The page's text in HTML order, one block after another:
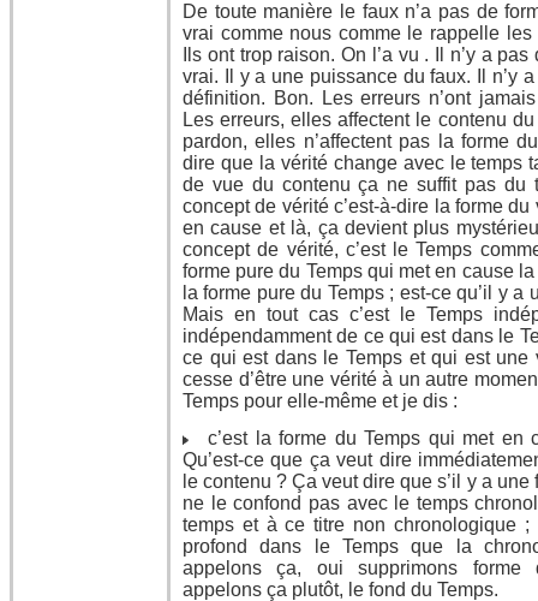
De toute manière le faux n’a pas de
vrai comme nous comme le rappelle
Ils ont trop raison. On l’a vu . Il n’y a
vrai. Il y a une puissance du faux. Il n’y
définition. Bon. Les erreurs n’ont
Les erreurs, elles affectent le contenu
pardon, elles n’affectent pas la forme
dire que la vérité change avec le temps
de vue du contenu ça ne suffit pas du
concept de vérité c’est-à-dire la forme
en cause et là, ça devient plus
concept de vérité, c’est le Temps
forme pure du Temps qui met en cause
la forme pure du Temps ; est-ce qu’il y a
Mais en tout cas c’est le Temps
indépendamment de ce qui est dans le
ce qui est dans le Temps et qui est une
cesse d’être une vérité à un autre
Temps pour elle-même et je dis :
c’est la forme du Temps qui met en
Qu’est-ce que ça veut dire
le contenu ? Ça veut dire que s’il y a
ne le confond pas avec le temps
temps et à ce titre non chronologique ;
profond dans le Temps que la
appelons ça, oui supprimons forme
appelons ça plutôt, le fond du Temps.